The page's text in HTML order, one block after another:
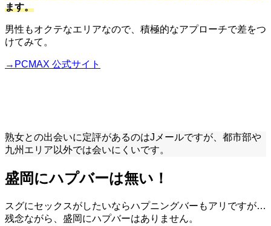
ます。
男性もオクテなエリアなので、積極的なアプローチで差をつ
けてみて。
→PCMAX 公式サイト
熟女との出会いに定評があるのはJメールですが、都市部や
九州エリア以外では会いにくいです。
盛岡にハプバーは無い！
スグにセックスがしたいならハプニングバーもアリですが…
残念ながら、盛岡にハプバーはありません。